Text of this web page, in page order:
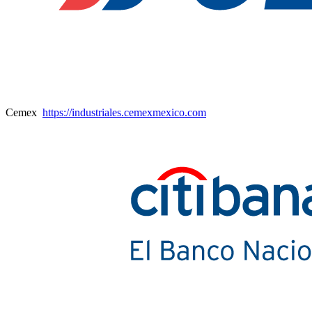
Cemex https://industriales.cemexmexico.com